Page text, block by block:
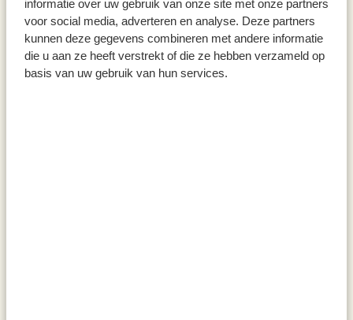
informatie over uw gebruik van onze site met onze partners
voor social media, adverteren en analyse. Deze partners
kunnen deze gegevens combineren met andere informatie
die u aan ze heeft verstrekt of die ze hebben verzameld op
basis van uw gebruik van hun services.